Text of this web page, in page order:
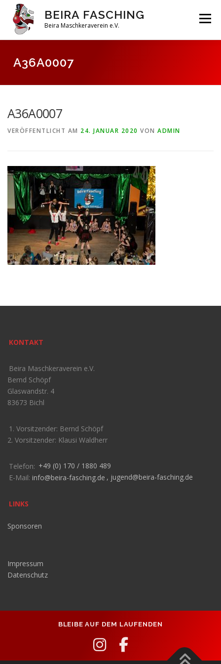
Inhalt
springen
BEIRA FASCHING
Beira Maschkeraverein e.V.
Menü
DAHOAM SAISON 2026
A36A0007
A36A0007
VERÖFFENTLICHT AM 24. JANUAR 2020 VON ADMIN
KONTAKT
Beira Maschkeraverein e.V.
Bernd Schöpf
Glaswandstr. 4
83673 Bichl
1. Vorsitzender: Bernd Schöpf
2. Vorsitzender: Klausi Waldherr
Telefon: +49 (0) 170 / 1880 489
E-Mail: info@beira-fasching.de , jugend@beira-fasching.de
LINKS
Sponsoren
Impressum
Datenschutz
BLEIBE AUF DEM LAUFENDEN